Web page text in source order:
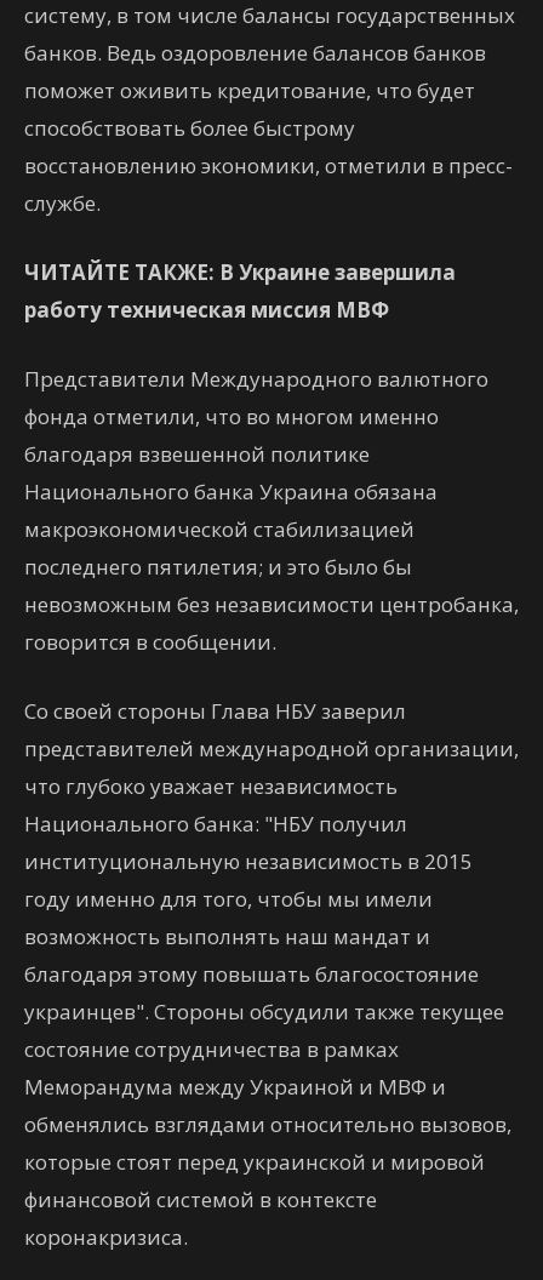
систему, в том числе балансы государственных
банков. Ведь оздоровление балансов банков
поможет оживить кредитование, что будет
способствовать более быстрому
восстановлению экономики, отметили в пресс-
службе.
ЧИТАЙТЕ ТАКЖЕ: В Украине завершила
работу техническая миссия МВФ
Представители Международного валютного
фонда отметили, что во многом именно
благодаря взвешенной политике
Национального банка Украина обязана
макроэкономической стабилизацией
последнего пятилетия; и это было бы
невозможным без независимости центробанка,
говорится в сообщении.
Со своей стороны Глава НБУ заверил
представителей международной организации,
что глубоко уважает независимость
Национального банка: "НБУ получил
институциональную независимость в 2015
году именно для того, чтобы мы имели
возможность выполнять наш мандат и
благодаря этому повышать благосостояние
украинцев". Стороны обсудили также текущее
состояние сотрудничества в рамках
Меморандума между Украиной и МВФ и
обменялись взглядами относительно вызовов,
которые стоят перед украинской и мировой
финансовой системой в контексте
коронакризиса.